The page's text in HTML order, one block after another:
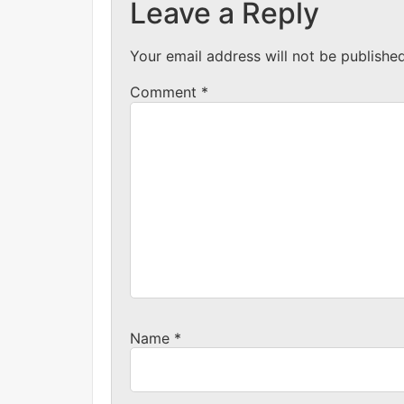
Leave a Reply
Your email address will not be
Comment *
Name *